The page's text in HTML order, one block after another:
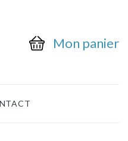
Mon panier